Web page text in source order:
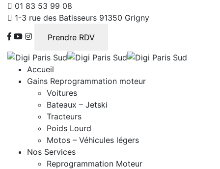
01 83 53 99 08
1-3 rue des Batisseurs 91350 Grigny
Prendre RDV
Accueil
Gains Reprogrammation moteur
Voitures
Bateaux – Jetski
Tracteurs
Poids Lourd
Motos – Véhicules légers
Nos Services
Reprogrammation Moteur